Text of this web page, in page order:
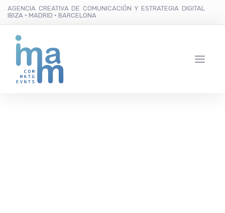
AGENCIA CREATIVA DE COMUNICACIÓN Y ESTRATEGIA DIGITAL
IBIZA · MADRID · BARCELONA